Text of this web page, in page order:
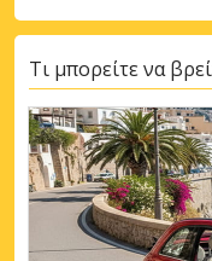
Τι μπορείτε να